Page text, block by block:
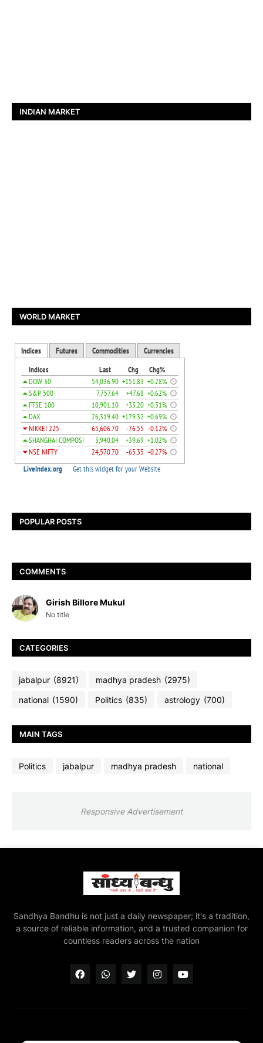
INDIAN MARKET
WORLD MARKET
POPULAR POSTS
COMMENTS
Girish Billore Mukul
No title
CATEGORIES
jabalpur (8921) madhya pradesh (2975)
national (1590) Politics (835) astrology (700)
MAIN TAGS
Politics jabalpur madhya pradesh national
Responsive Advertisement
Sandhya Bandhu is not just a daily newspaper; it's a tradition,
a source of reliable information, and a trusted companion for
countless readers across the nation